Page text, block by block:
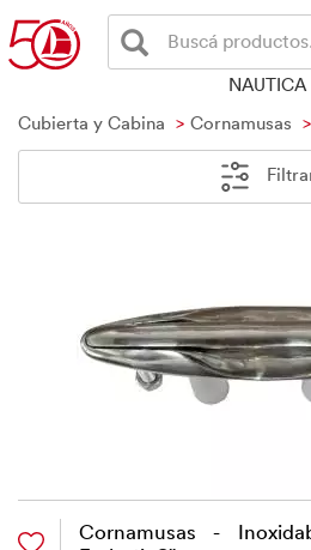
Buscá
NAUTICA
Cubierta y Cabina
Cornamusas
Cornamusas -